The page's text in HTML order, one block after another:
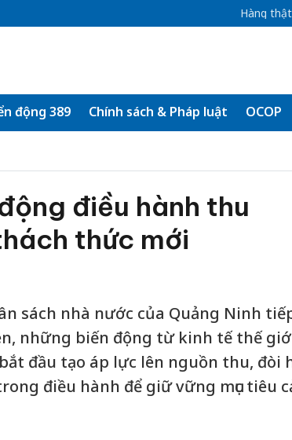
Hàng thật
động 389 Chính sách & Pháp luật OCOP
điều hành thu
thức mới
sách nhà nước của Quảng Ninh tiếp
những biến động từ kinh tế thế
đầu tạo áp lực lên nguồn thu, đòi
điều hành để giữ vững mục tiêu